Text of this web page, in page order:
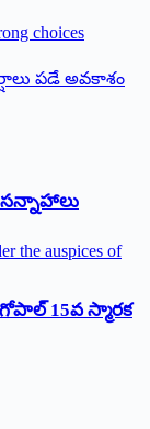
choices
పడే అవకాశం
‌సన్నాహాలు
15వ స్మారక